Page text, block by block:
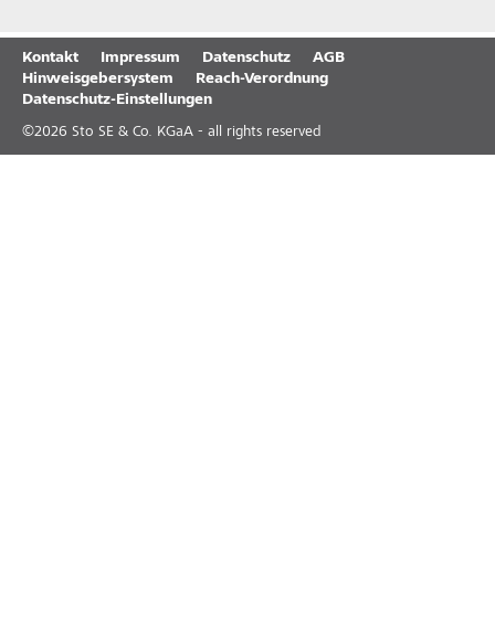
Kontakt Impressum Datenschutz
AGB
Hinweisgebersystem
Reach-Verordnung
Datenschutz-Einstellungen
©2026 Sto SE & Co. KGaA - all rights reserved